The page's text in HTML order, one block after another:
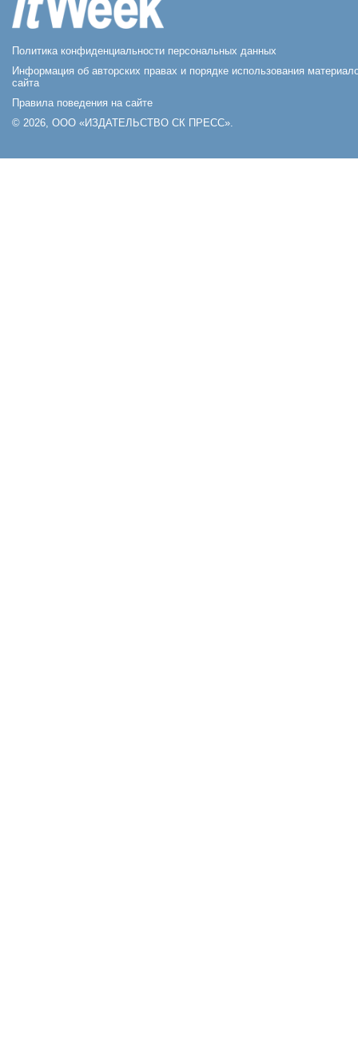
Политика конфиденциальности персональных данных
Информация об авторских правах и порядке использования
сайта
Правила поведения на сайте
© 2026, ООО «ИЗДАТЕЛЬСТВО СК ПРЕСС».